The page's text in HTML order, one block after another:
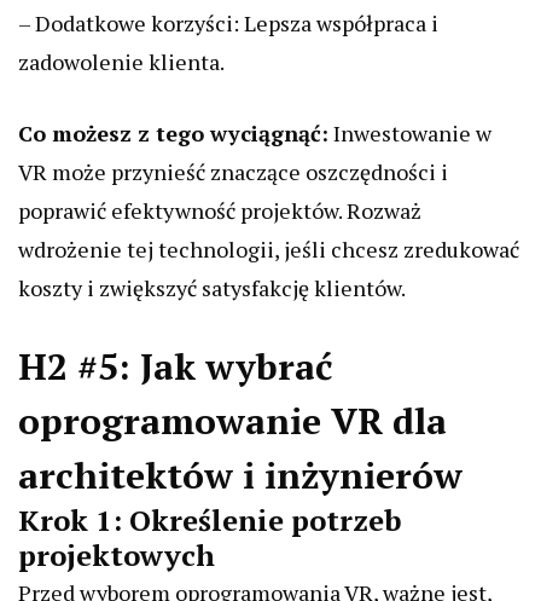
– Dodatkowe korzyści: Lepsza współpraca i
zadowolenie klienta.
Co możesz z tego wyciągnąć: Inwestowanie w
VR może przynieść znaczące oszczędności i
poprawić efektywność projektów. Rozważ
wdrożenie tej technologii, jeśli chcesz zredukować
koszty i zwiększyć satysfakcję klientów.
H2 #5: Jak wybrać
oprogramowanie VR dla
architektów i inżynierów
Krok 1: Określenie potrzeb
projektowych
Przed wyborem oprogramowania VR, ważne jest,